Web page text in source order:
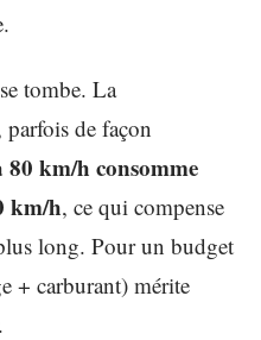
tombe. La
parfois de façon
80 km/h consomme
km/h, ce qui compense
long. Pour un budget
+ carburant) mérite